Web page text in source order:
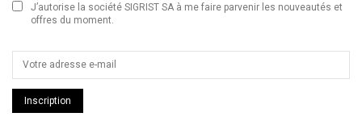
J’autorise la société SIGRIST SA à me faire parvenir les nouveautés et
offres du moment.
Inscription